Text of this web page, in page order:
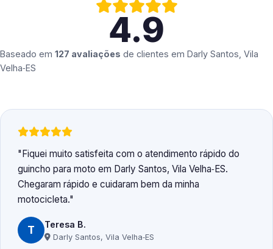
4.9
Baseado em 127 avaliações de clientes em Darly Santos, Vila
Velha‑ES
Fiquei muito satisfeita com o atendimento rápido do
guincho para moto em Darly Santos, Vila Velha‑ES.
Chegaram rápido e cuidaram bem da minha
motocicleta.
T Teresa B.
Darly Santos, Vila Velha‑ES